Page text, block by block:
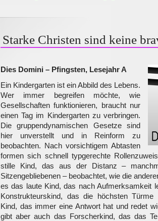
Starke Christen sind keine
Dies Domini – Pfingsten, Lesejahr A
Ein Kindergarten ist ein Abbild des Lebens.
Wer immer begreifen möchte, wie
Gesellschaften funktionieren, braucht nur
einen Tag im Kindergarten zu verbringen.
Die gruppendynamischen Gesetze sind
hier unverstellt und in Reinform zu
beobachten. Nach vorsichtigem Abtasten
formen sich schnell typgerechte
stille Kind, das aus der Distanz –
Sitzengebliebenen – beobachtet, wie die
es das laute Kind, das nach Aufmerksamkeit
Konstrukteurskind, das die höchsten
Kind, das immer eine Antwort hat und redet
gibt aber auch das Forscherkind, das das